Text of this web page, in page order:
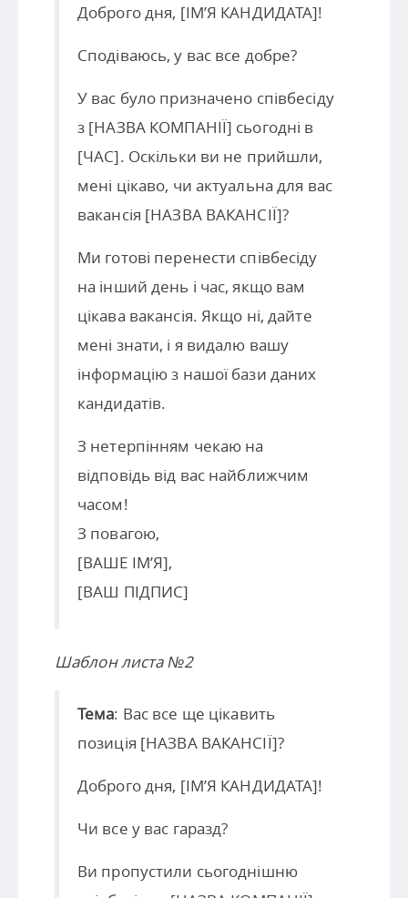
Доброго дня, [ІМ’Я КАНДИДАТА]!
Сподіваюсь, у вас все добре?
У вас було призначено співбесіду
з [НАЗВА КОМПАНІЇ] сьогодні в
[ЧАС]. Оскільки ви не прийшли,
мені цікаво, чи актуальна для вас
вакансія [НАЗВА ВАКАНСІЇ]?
Ми готові перенести співбесіду
на інший день і час, якщо вам
цікава вакансія. Якщо ні, дайте
мені знати, і я видалю вашу
інформацію з нашої бази даних
кандидатів.
З нетерпінням чекаю на
відповідь від вас найближчим
часом!
З повагою,
[ВАШЕ ІМ’Я],
[ВАШ ПІДПИС]
Шаблон листа №2
Тема: Вас все ще цікавить
позиція [НАЗВА ВАКАНСІЇ]?
Доброго дня, [ІМ’Я КАНДИДАТА]!
Чи все у вас гаразд?
Ви пропустили сьогоднішню